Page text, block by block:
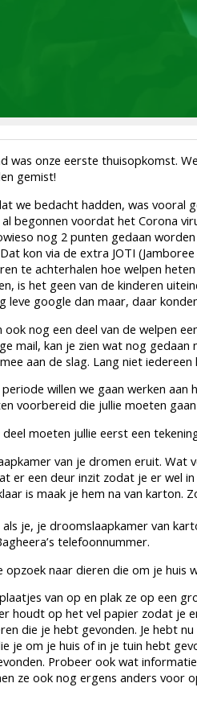
was onze eerste thuisopkomst.
gemist!
we bedacht hadden, was vooral
begonnen voordat het Corona
nog 2 punten gedaan
kon via de extra JOTI
te achterhalen hoe welpen
is het geen van de kinderen
leve google dan maar, daar
ook nog een deel van de welpen
mail, kan je zien wat nog
aan de slag. Lang niet
willen we gaan werken aan
voorbereid die jullie moeten
moeten jullie eerst een
van je dromen eruit. Wat
er een deur inzit zodat je er wel in
is maak je hem na van karton.
als je, je droomslaapkamer van
telefoonnummer.
opzoek naar dieren die om je huis
van op en plak ze op een
houdt op het vel papier zodat je
die je hebt gevonden. Je hebt
je om je huis of in je tuin hebt
Probeer ook wat
ze ook nog ergens anders voor